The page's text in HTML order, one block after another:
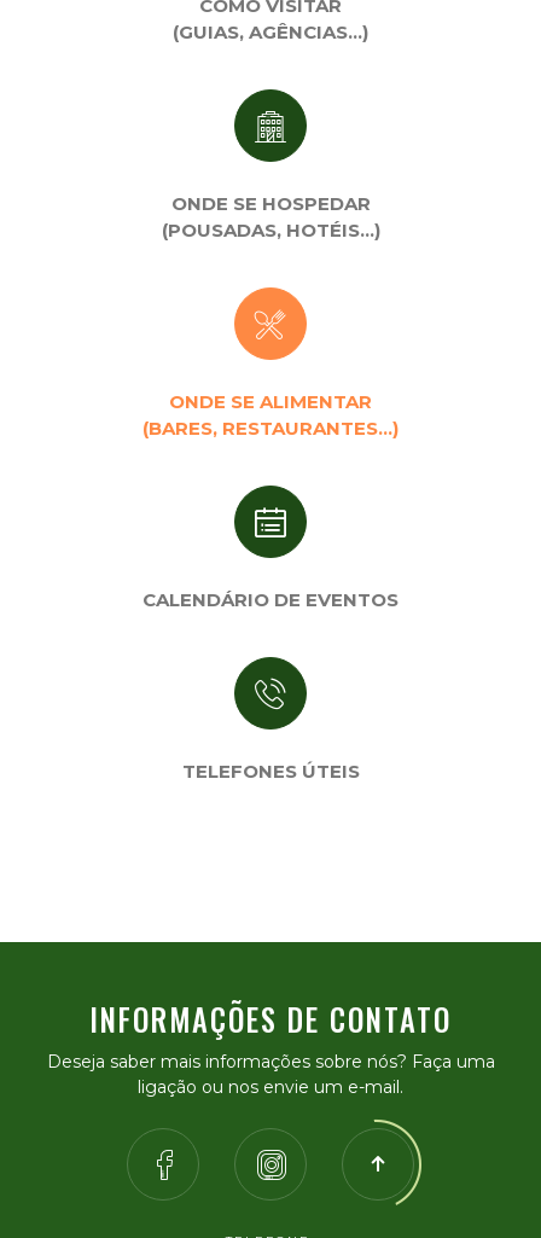
COMO VISITAR
(GUIAS, AGÊNCIAS…)
ONDE SE HOSPEDAR
(POUSADAS, HOTÉIS…)
ONDE SE ALIMENTAR
(BARES, RESTAURANTES…)
CALENDÁRIO DE EVENTOS
TELEFONES ÚTEIS
INFORMAÇÕES DE CONTATO
Deseja saber mais informações sobre nós? Faça uma
ligação ou nos envie um e-mail.